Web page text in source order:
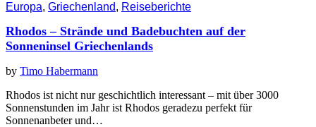
Europa, Griechenland, Reiseberichte
Rhodos – Strände und Badebuchten auf der
Sonneninsel Griechenlands
by Timo Habermann
Rhodos ist nicht nur geschichtlich interessant – mit über 3000
Sonnenstunden im Jahr ist Rhodos geradezu perfekt für
Sonnenanbeter und…